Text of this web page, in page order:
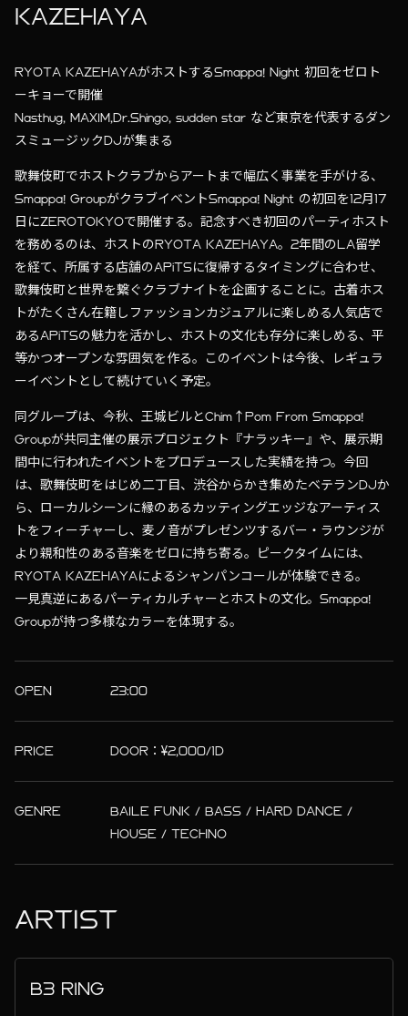
KAZEHAYA
RYOTA KAZEHAYAがホストするSmappa! Night 初回をゼロト
ーキョーで開催
Nasthug, MAXIM,Dr.Shingo, sudden star など東京を代表するダン
スミュージックDJが集まる
歌舞伎町でホストクラブからアートまで幅広く事業を手がける、
Smappa! GroupがクラブイベントSmappa! Night の初回を12月17
日にZEROTOKYOで開催する。記念すべき初回のパーティホスト
を務めるのは、ホストのRYOTA KAZEHAYA。2年間のLA留学
を経て、所属する店舗のAPiTSに復帰するタイミングに合わせ、
歌舞伎町と世界を繋ぐクラブナイトを企画することに。古着ホス
トがたくさん在籍しファッションカジュアルに楽しめる人気店で
あるAPiTSの魅力を活かし、ホストの文化も存分に楽しめる、平
等かつオープンな雰囲気を作る。このイベントは今後、レギュラ
ーイベントとして続けていく予定。
同グループは、今秋、王城ビルとChim↑Pom From Smappa!
Groupが共同主催の展示プロジェクト『ナラッキー』や、展示期
間中に行われたイベントをプロデュースした実績を持つ。今回
は、歌舞伎町をはじめ二丁目、渋谷からかき集めたベテランDJか
ら、ローカルシーンに縁のあるカッティングエッジなアーティス
トをフィーチャーし、麦ノ音がプレゼンツするバー・ラウンジが
より親和性のある音楽をゼロに持ち寄る。ピークタイムには、
RYOTA KAZEHAYAによるシャンパンコールが体験できる。
一見真逆にあるパーティカルチャーとホストの文化。Smappa!
Groupが持つ多様なカラーを体現する。
OPEN 23:00
PRICE DOOR：¥2,000/1D
GENRE
BAILE FUNK / BASS / HARD DANCE /
HOUSE / TECHNO
ARTIST
B3 RING